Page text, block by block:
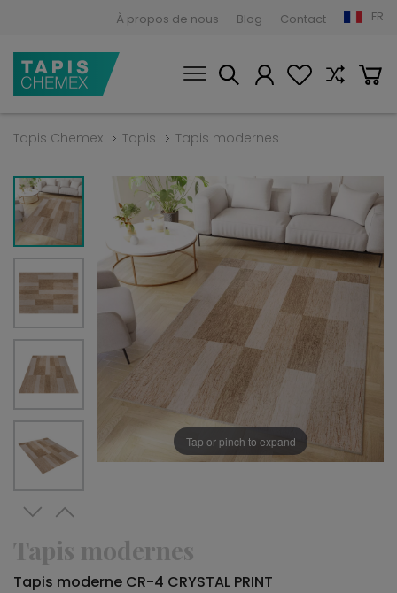
À propos de nous Blog Contact FR
Tapis Chemex Tapis Tapis modernes
Tap or pinch to expand
Tapis modernes
Tapis moderne CR-4 CRYSTAL PRINT